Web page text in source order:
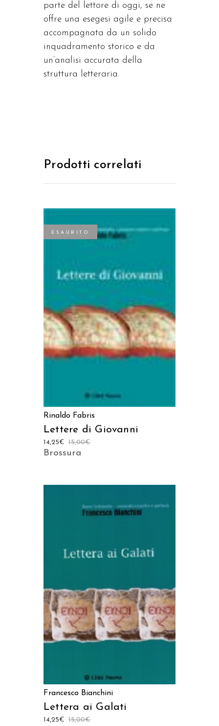
parte del lettore di oggi, se ne
offre una esegesi agile e precisa
accompagnata da un solido
inquadramento storico e da
un’analisi accurata della
struttura letteraria.
Prodotti correlati
ESAURITO
LEGGI TUTTO
Rinaldo Fabris
Lettere di Giovanni
15,00€
14,25€
Brossura
Francesco Bianchini
Lettera ai Galati
15,00€
14,25€